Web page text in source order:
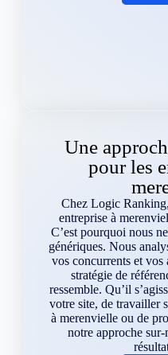
Une
pour les
Chez Logic
entreprise à
C’est pourquoi nous
génériques. Nous
vos concurrents et
stratégie de
ressemble. Qu’il
votre site, de travailler
à merenvielle ou de
notre approche